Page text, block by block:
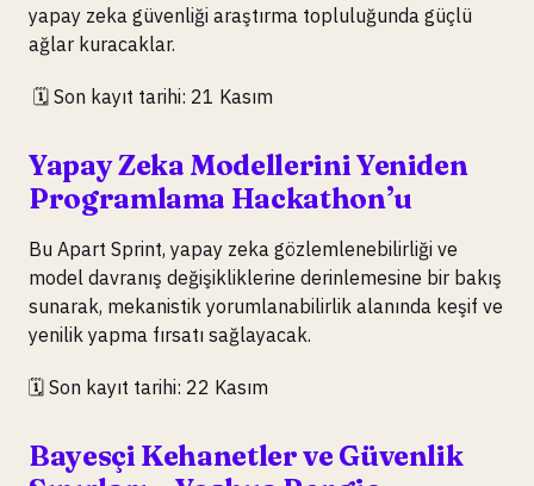
yapay zeka güvenliği araştırma topluluğunda güçlü
ağlar kuracaklar.
🗓️ Son kayıt tarihi: 21 Kasım
Yapay Zeka Modellerini Yeniden
Programlama Hackathon’u
Bu Apart Sprint, yapay zeka gözlemlenebilirliği ve
model davranış değişikliklerine derinlemesine bir bakış
sunarak, mekanistik yorumlanabilirlik alanında keşif ve
yenilik yapma fırsatı sağlayacak.
🗓️ Son kayıt tarihi: 22 Kasım
Bayesçi Kehanetler ve Güvenlik